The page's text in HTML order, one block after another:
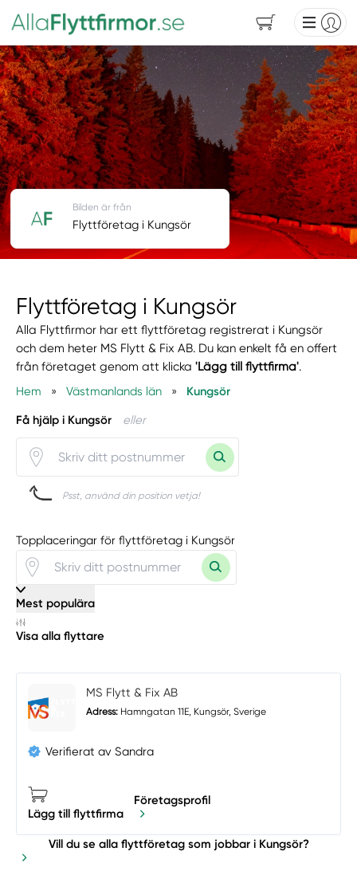
Flyttföretag i Kungsör
Alla Flyttfirmor har ett flyttföretag registrerat i Kungsör
och dem heter MS Flytt & Fix AB. Du kan enkelt få en offert
från företaget genom att klicka'Lägg till flyttfirma'.
Hem
» Västmanlands län » Kungsör
Få hjälp i Kungsör eller
Psst, använd din position vetja!
Bilden är från
Flyttföretag i Kungsör
Topplaceringar för flyttföretag i Kungsör
Mest populära
Visa alla flyttare
MS Flytt & Fix AB
Adress: Hamngatan 11E, Kungsör, Sverige
Verifierat av Sandra
Lägg till flyttfirma
Företagsprofil
Vill du se alla flyttföretag som jobbar i Kungsör?